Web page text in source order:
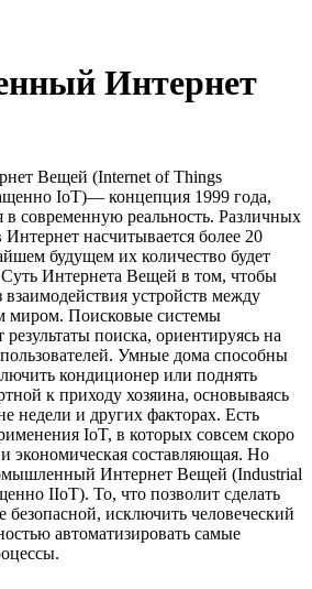
Интернет
Вещей (Internet of Things
IoT)— концепция 1999 года,
в современную реальность. Различных
насчитывается более 20
будущем их количество будет
Суть Интернета Вещей в том, чтобы
взаимодействия устройств между
миром. Поисковые системы
поиска, ориентируясь на
Умные дома способны
кондиционер или поднять
к приходу хозяина, основываясь
недели и других факторах. Есть
IoT, в которых совсем скоро
экономическая составляющая. Но
Интернет Вещей (Industrial
IIoT). То, что позволит сделать
исключить человеческий
автоматизировать самые